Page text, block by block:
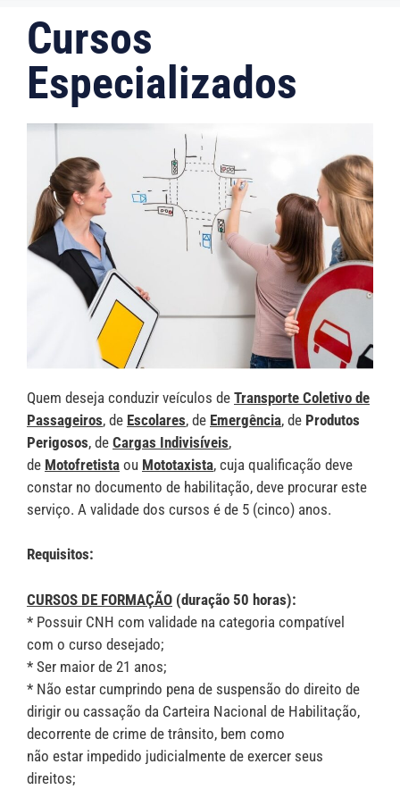
Cursos
Especializados
Quem deseja conduzir veículos de Transporte Coletivo de
Passageiros, de Escolares, de Emergência, de Produtos
Perigosos, de Cargas Indivisíveis,
de Motofretista ou Mototaxista, cuja qualificação deve
constar no documento de habilitação, deve procurar este
serviço. A validade dos cursos é de 5 (cinco) anos.
Requisitos:
CURSOS DE FORMAÇÃO (duração 50 horas):
* Possuir CNH com validade na categoria compatível
com o curso desejado;
* Ser maior de 21 anos;
* Não estar cumprindo pena de suspensão do direito de
dirigir ou cassação da Carteira Nacional de Habilitação,
decorrente de crime de trânsito, bem como
não estar impedido judicialmente de exercer seus
direitos;